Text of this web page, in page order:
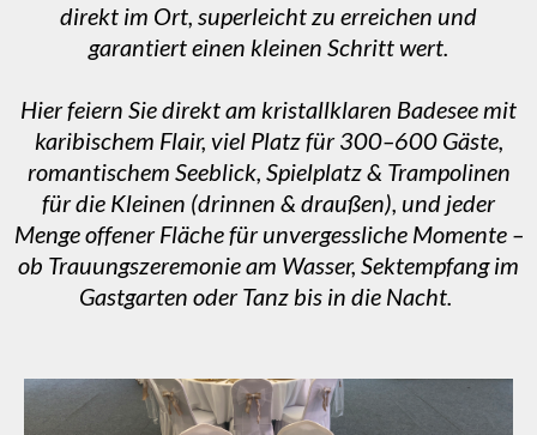
direkt im Ort, superleicht zu erreichen und
garantiert einen kleinen Schritt wert.
Hier feiern Sie direkt am kristallklaren Badesee mit
karibischem Flair, viel Platz für 300–600 Gäste,
romantischem Seeblick, Spielplatz & Trampolinen
für die Kleinen (drinnen & draußen), und jeder
Menge offener Fläche für unvergessliche Momente –
ob Trauungszeremonie am Wasser, Sektempfang im
Gastgarten oder Tanz bis in die Nacht.